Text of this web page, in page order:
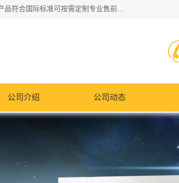
湖南兰思仪器有限公司是一家从事检测仪器研发生产销售和维修保养服务的综合型企业，产品符合国际标准可按需定制专业售前售后工程师，主要有门窗性能体验箱、门窗隔音展示箱、恒温恒湿试验箱、步入式恒温恒湿房、高低温试验箱、老化试验箱、老化试验房、恒温恒湿培养箱、水泥标准养护试验箱、电热鼓风干燥试验箱、真空干燥箱、工业烤箱、盐雾腐蚀试验箱等。
公司介绍 公司动态